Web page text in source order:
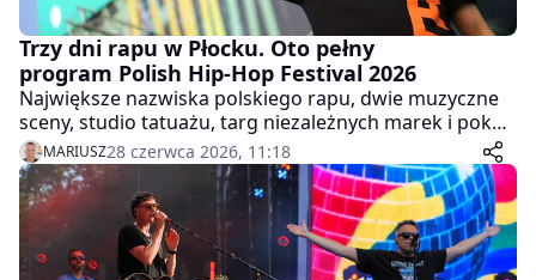
Trzy dni rapu w Płocku. Oto pełny
program Polish Hip-Hop Festival 2026
Największe nazwiska polskiego rapu, dwie muzyczne
sceny, studio tatuażu, targ niezależnych marek i pokaz
motoryzacyjny na Starym Rynku. Polish Hip-Hop
Festival 2026 rozpocznie się już w czwartek, 2 lipca, i
potrwa do sobotniej nocy.
MARIUSZ28 czerwca 2026, 11:18